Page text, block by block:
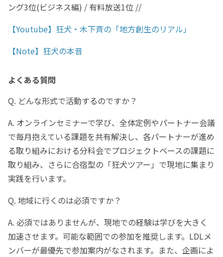
ング3位(ビジネス編) / 有料放送1位 //
【Youtube】狂犬・木下斉の「地方創生のリアル」
【Note】狂犬の本音
よくある質問
Q. どんな形式で活動するのですか？
A. オンラインセミナーで学び、全体定例やパートナー会議
で毎月抱えている課題を共有解決し、各パートナーが進め
る取り組みにおける分科会でプロジェクトベースの課題に
取り組み、さらに合宿型の「狂犬ツアー」で現地に集まり
実践を行います。
Q. 地域に行くのは必須ですか？
A. 必須ではありませんが、現地での経験は学びを大きく
加速させます。可能な範囲での参加を推奨します。LDLメ
ンバーが最優先で参加案内がなされます。また、企画によ